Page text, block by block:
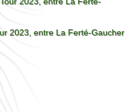
2023, entre La Ferté-Gaucher